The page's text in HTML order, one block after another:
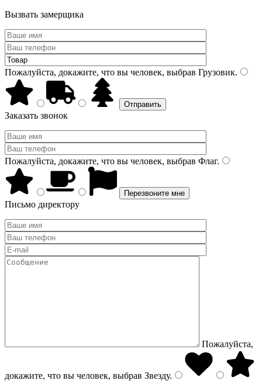
Вызвать замерщика
Пожалуйста, докажите, что вы человек, выбрав Грузовик.
Заказать звонок
Пожалуйста, докажите, что вы человек, выбрав Флаг.
Письмо директору
Пожалуйста,
докажите, что вы человек, выбрав Звезду.